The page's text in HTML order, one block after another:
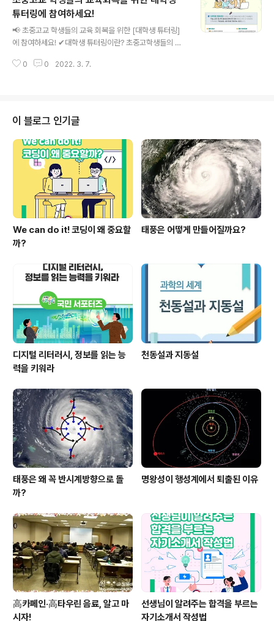
생
튜터링에 참여하세요!
📢 초중고교 학생들의 교육 회복을 위한 [대학생 튜터링]
에 참여하세요! ✔대학생 튜터링이란? 초중고학생들의 학
충, 상담 등을 지원하는 사업입니다. 많은 참여 부탁드립니
0 0 2022. 3. 7.
이 블로그 인기글
We can do it! 코딩이 왜 중요할
까?
태풍은 어떻게 만들어질까요?
디지털 리터러시, 정보를 읽는 능
력을 키워라
천동설과 지동설
태풍은 왜 꼭 반시계방향으로 돌
까?
명왕성이 행성계에서 퇴출된 이유
高카페인·高타우린 음료, 알고 마
시자!
선생님이 알려주는 합격을 부르는
자기소개서 작성법